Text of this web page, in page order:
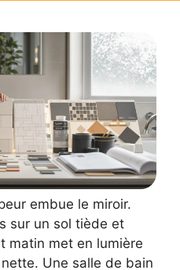
embue le miroir.
sur un sol tiède et
matin met en lumière
Une salle de bain